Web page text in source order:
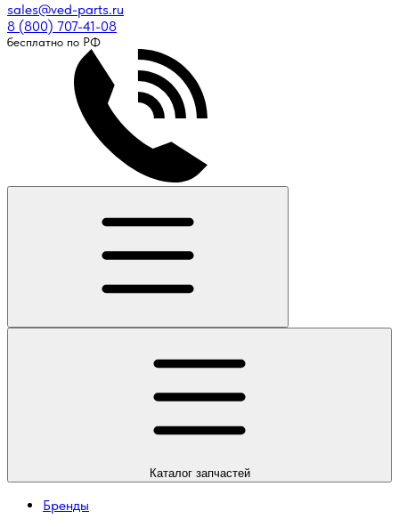
sales@ved-parts.ru
8 (800) 707-41-08
бесплатно по РФ
Каталогзапчастей
Бренды